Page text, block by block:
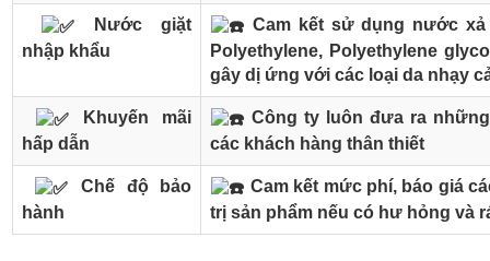
Nước giặt
nhập khẩu
Cam kết sử dụng nước
Polyethylene, Polyethylene
gây dị ứng với các loại da nhạy
Khuyến mãi
hấp dẫn
Công ty luôn đưa ra
các khách hàng thân thiết
Chế độ bảo
hành
Cam kết mức phí, báo giá
trị sản phẩm nếu có hư hỏng và